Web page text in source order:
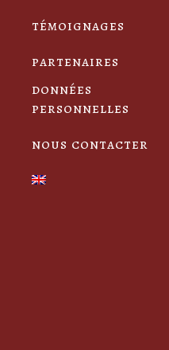
témoignages
partenaires
données
personnelles
nous contacter